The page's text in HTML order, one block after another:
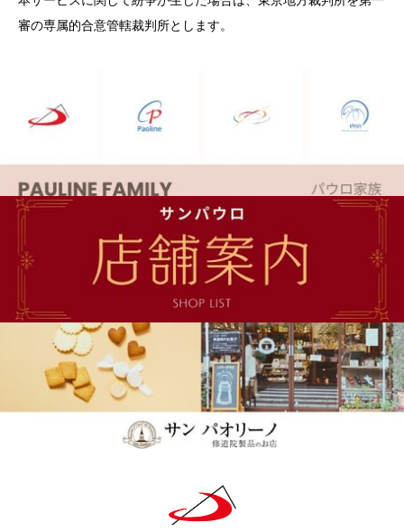
審の専属的合意管轄裁判所とします。